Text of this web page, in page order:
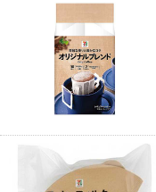
ファクス
チケット
スポーツ振興くじ
ご利用可能なお支払い方
各種料金のお支払い
レジでApple Accountに
イープラス
CNプレイガイド
セブンネットショッピン
国内店舗数
セブン‐イレブンの海外
GREEN CHALLENGE
4VISIONS
サステナビリティレポー
Language
English (Corporate)
English (Services)
简体中文(服务)